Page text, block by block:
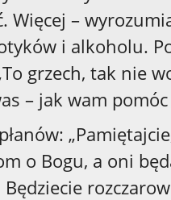
–
i alkoholu.
grzech, tak nie
– jak wam
o Bogu, a oni